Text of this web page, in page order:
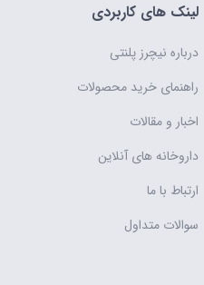
لینک های کاربردی
درباره نیچرز پلنتی
راهنمای خرید محصولات
اخبار و مقالات
داروخانه های آنلاین
ارتباط با ما
سوالات متداول